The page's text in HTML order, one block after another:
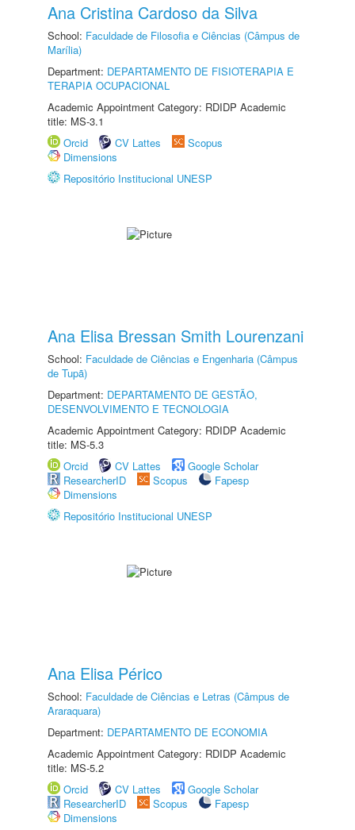
Ana Cristina Cardoso da Silva
School: Faculdade de Filosofia e Ciências (Câmpus de
Marília)
Department: DEPARTAMENTO DE FISIOTERAPIA E
TERAPIA OCUPACIONAL
Academic Appointment Category: RDIDP Academic
title: MS-3.1
Orcid
CV Lattes
Scopus
Dimensions
Repositório Institucional UNESP
Ana Elisa Bressan Smith Lourenzani
School: Faculdade de Ciências e Engenharia (Câmpus
de Tupã)
Department: DEPARTAMENTO DE GESTÃO,
DESENVOLVIMENTO E TECNOLOGIA
Academic Appointment Category: RDIDP Academic
title: MS-5.3
Orcid
CV Lattes
Google Scholar
ResearcherID
Scopus
Fapesp
Dimensions
Repositório Institucional UNESP
Ana Elisa Périco
School: Faculdade de Ciências e Letras (Câmpus de
Araraquara)
Department: DEPARTAMENTO DE ECONOMIA
Academic Appointment Category: RDIDP Academic
title: MS-5.2
Orcid
CV Lattes
Google Scholar
ResearcherID
Scopus
Fapesp
Dimensions